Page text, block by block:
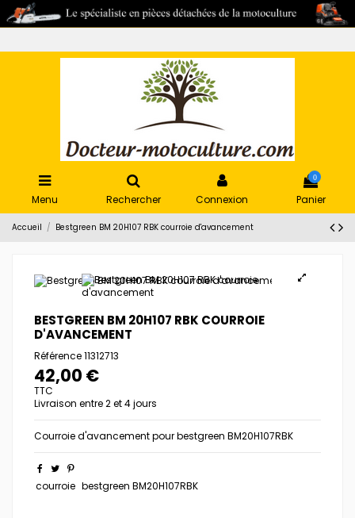
Menu Rechercher Connexion
0
Panier
Accueil Bestgreen BM 20H107 RBK courroie d'avancement
BESTGREEN BM 20H107 RBK COURROIE
D'AVANCEMENT
Référence11312713
42,00 €
TTC
Livraison entre 2 et 4 jours
Courroie d'avancement pour bestgreen BM20H107RBK
courroie bestgreen BM20H107RBK